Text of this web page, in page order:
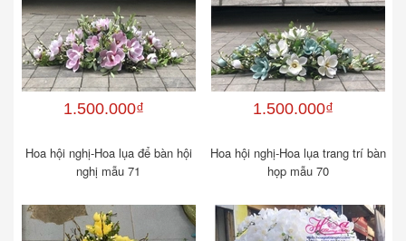
1.500.000₫
Hoa hội nghị-Hoa lụa để bàn hội
nghị mẫu 71
1.500.000₫
Hoa hội nghị-Hoa lụa trang trí bàn
họp mẫu 70